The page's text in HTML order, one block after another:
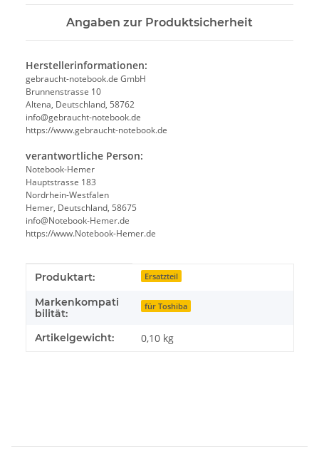
Angaben zur Produktsicherheit
Herstellerinformationen:
gebraucht-notebook.de GmbH
Brunnenstrasse 10
Altena, Deutschland, 58762
info@gebraucht-notebook.de
https://www.gebraucht-notebook.de
verantwortliche Person:
Notebook-Hemer
Hauptstrasse 183
Nordrhein-Westfalen
Hemer, Deutschland, 58675
info@Notebook-Hemer.de
https://www.Notebook-Hemer.de
Produkteigenschaft
Wert
Produktart: Ersatzteil
Markenkompati
bilität:
für Toshiba
Artikelgewicht: 0,10 kg